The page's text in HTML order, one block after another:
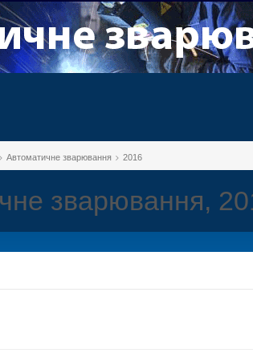
Автоматичне зварювання 2016
зварювання,